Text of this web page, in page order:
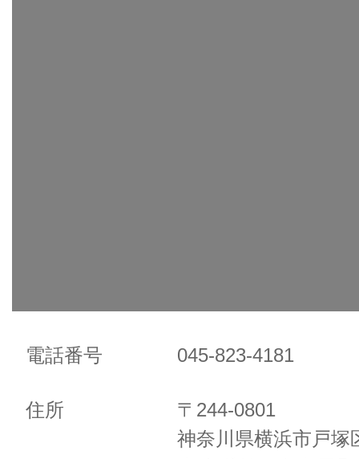
電話番号 045-823-4181
住所
〒244-0801
神奈川県横浜市戸塚